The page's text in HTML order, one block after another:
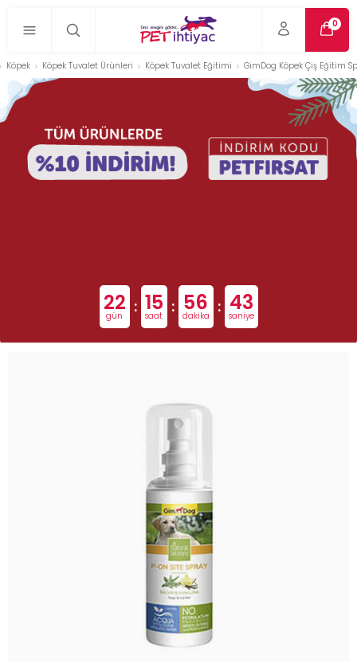
0
Köpek Köpek Tuvalet Ürünleri Köpek Tuvalet Eğitimi GimDog Köpek Çiş Eğitim
22
gün : 15
saat : 56
dakika : 42
saniye